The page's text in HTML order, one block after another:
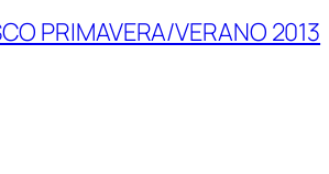
PRIMAVERA/VERANO 2013